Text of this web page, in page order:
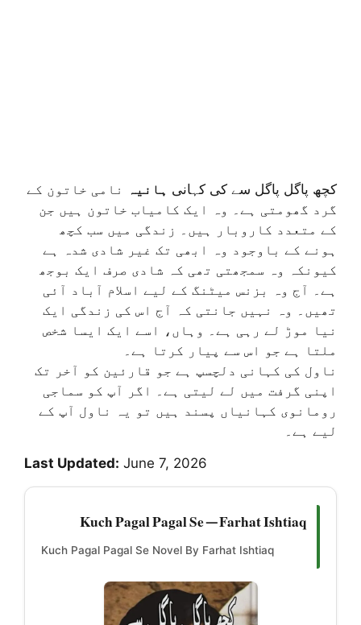
کچھ پاگل پاگل سے کی کہانی ہانیہ
نامی خاتون کے
گرد گھومتی ہے۔ وہ ایک کامیاب خاتون ہیں جن
کے متعدد کاروبار ہیں۔ زندگی میں سب کچھ
ہونے کے باوجود وہ ابھی تک غیر شادی شدہ ہے
کیونکہ وہ سمجھتی تھی کہ شادی صرف ایک بوجھ
ہے۔ آج وہ بزنس میٹنگ کے لیے اسلام آباد آئی
تھیں۔ وہ نہیں جانتی کہ آج اس کی زندگی ایک
نیا موڑ لے رہی ہے۔ وہاں، اسے ایک ایسا شخص
ملتا ہے جو اس سے پیار کرتا ہے۔
ناول کی کہانی دلچسپ ہے جو قارئین کو آخر تک
اپنی گرفت میں لے لیتی ہے۔ اگر آپ کو سماجی
رومانوی کہانیاں پسند ہیں تو یہ ناول آپ کے
لیے ہے۔
Last Updated: June 7, 2026
Kuch Pagal Pagal Se — Farhat Ishtiaq
Kuch Pagal Pagal Se Novel By Farhat Ishtiaq